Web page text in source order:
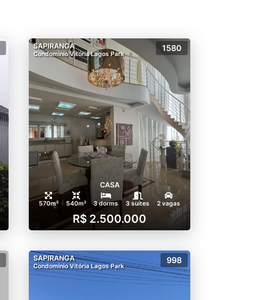
SAPIRANGA
Condomínio Vitória Lagos Park
1580
CASA
570m² 540m² 3 dorms 3 suítes 2 vagas
R$ 2.500.000
SAPIRANGA
Condomínio Vitória Lagos Park
998